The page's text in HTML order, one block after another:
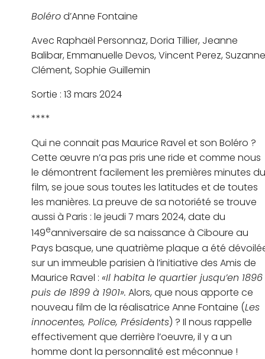
Bolérod’Anne Fontaine
Avec Raphaël Personnaz, Doria Tillier, Jeanne
Balibar, Emmanuelle Devos, Vincent Perez, Suzanne
Clément, Sophie Guillemin
Sortie : 13 mars 2024
****
Qui ne connait pas Maurice Ravel et son Boléro ?
Cette œuvre n’a pas pris une ride et comme nous
le démontrent facilement les premières minutes du
film, se joue sous toutes les latitudes et de toutes
les manières. La preuve de sa notoriété se trouve
aussi à Paris : le jeudi 7 mars 2024, date du
149eanniversaire de sa naissance à Ciboure au
Pays basque, une quatrième plaque a été
sur un immeuble parisien à l’initiative des Amis de
Maurice Ravel : «Il habita le quartier jusqu’en 1896
puis de 1899 à 1901». Alors, que nous apporte ce
nouveau film de la réalisatrice Anne Fontaine (Les
innocentes, Police, Présidents) ? Il nous rappelle
effectivement que derrière l’oeuvre, il y a un
homme dont la personnalité est méconnue !